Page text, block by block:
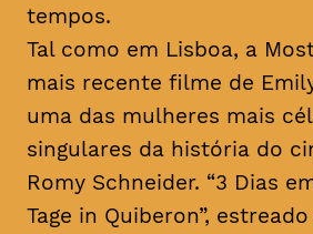
tempos.
Tal como em Lisboa, a
mais recente filme de
uma das mulheres mais
singulares da história do
Romy Schneider. “3 Dias
Tage in Quiberon”,